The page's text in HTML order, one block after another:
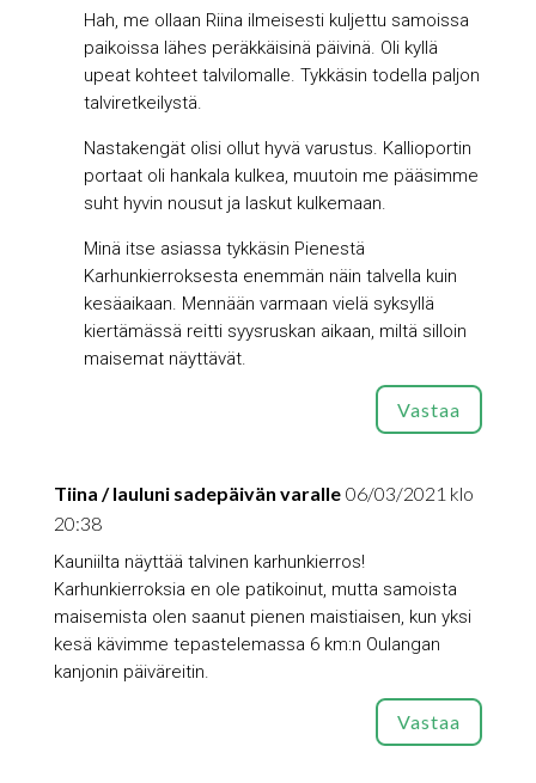
Hah, me ollaan Riina ilmeisesti kuljettu samoissa
paikoissa lähes peräkkäisinä päivinä. Oli kyllä
upeat kohteet talvilomalle. Tykkäsin todella paljon
talviretkeilystä.
Nastakengät olisi ollut hyvä varustus. Kallioportin
portaat oli hankala kulkea, muutoin me pääsimme
suht hyvin nousut ja laskut kulkemaan.
Minä itse asiassa tykkäsin Pienestä
Karhunkierroksesta enemmän näin talvella kuin
kesäaikaan. Mennään varmaan vielä syksyllä
kiertämässä reitti syysruskan aikaan, miltä silloin
maisemat näyttävät.
Vastaa
Tiina / lauluni sadepäivän varalle 06/03/2021 klo
20:38
Kauniilta näyttää talvinen karhunkierros!
Karhunkierroksia en ole patikoinut, mutta samoista
maisemista olen saanut pienen maistiaisen, kun yksi
kesä kävimme tepastelemassa 6 km:n Oulangan
kanjonin päiväreitin.
Vastaa